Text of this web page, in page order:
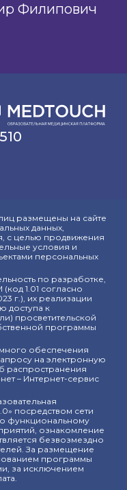
Филипович
размещены на сайте
данных,
с целью продвижения
условия и
персональных
по разработке,
1.01 согласно
г.), их реализации
доступа к
просветительской
программы
обеспечения
на электронную
распространения
– Интернет-сервис
посредством сети
функциональному
ознакомление
безвозмездно
За размещение
программы
за исключением